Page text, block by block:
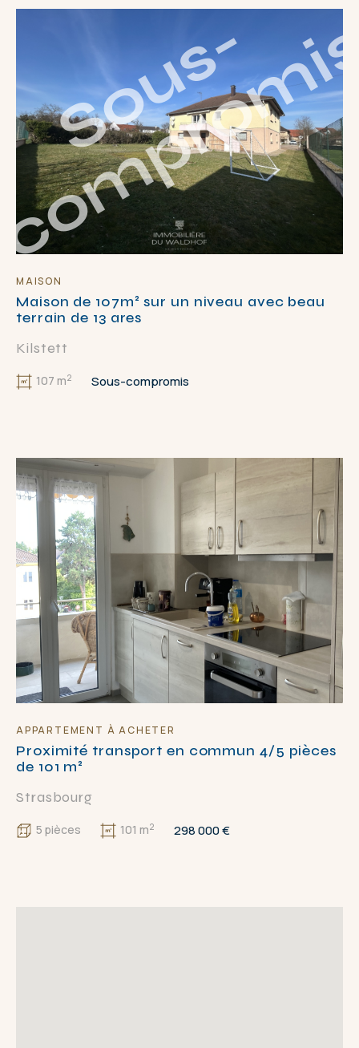
S
o
u
s
-
c
o
m
p
r
o
m
i
MAISON
Maison de 107m² sur un niveau avec beau
terrain de 13 ares
Kilstett
107 m2 Sous-compromis
APPARTEMENT À ACHETER
Proximité transport en commun 4/5 pièces
de 101 m²
Strasbourg
5 pièces 101 m2 298 000 €